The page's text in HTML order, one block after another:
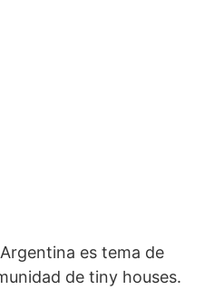
es tema de
de tiny houses.